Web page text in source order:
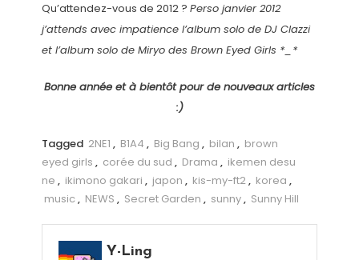
Qu’attendez-vous de 2012 ? Perso janvier 2012
j’attends avec impatience l’album solo de DJ Clazzi
et l’album solo de Miryo des Brown Eyed Girls *_*
Bonne année et à bientôt pour de nouveaux articles
:)
Tagged 2NE1 , B1A4 , Big Bang , bilan , brown
eyed girls , corée du sud , Drama , ikemen desu
ne , ikimono gakari , japon , kis-my-ft2, korea ,
music , NEWS , Secret Garden , sunny, Sunny Hill
Y-Ling